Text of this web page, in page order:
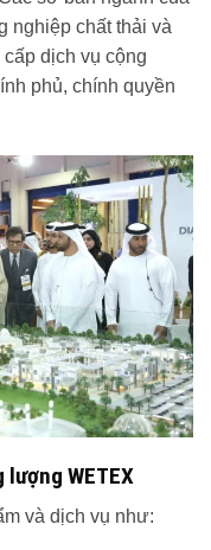
nghiệp chất thải và
dịch vụ cộng
phủ, chính quyền
WETEX
và dịch vụ như: